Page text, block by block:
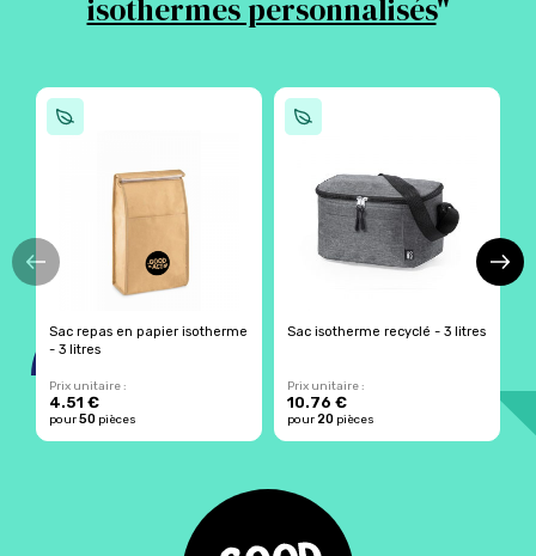
isothermes personnalisés"
Sac repas en papier isotherme
- 3 litres
Prix unitaire :
4.51 €
pour50 pièces
Sac isotherme recyclé - 3 litres
Prix unitaire :
10.76 €
pour20 pièces